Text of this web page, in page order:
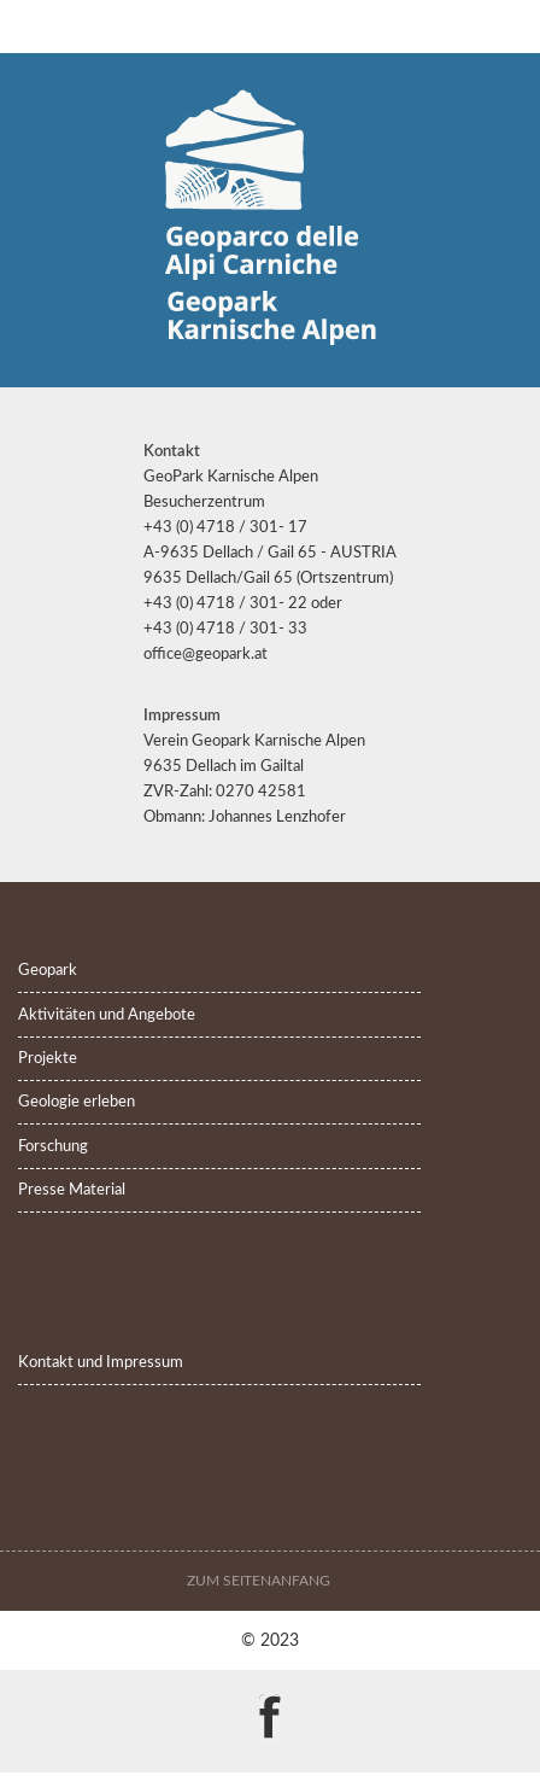
Kontakt
GeoPark Karnische Alpen
Besucherzentrum
+43 (0) 4718 / 301- 17
A-9635 Dellach / Gail 65 - AUSTRIA
9635 Dellach/Gail 65 (Ortszentrum)
+43 (0) 4718 / 301- 22 oder
+43 (0) 4718 / 301- 33
office@geopark.at
Impressum
Verein Geopark Karnische Alpen
9635 Dellach im Gailtal
ZVR-Zahl: 0270 42581
Obmann: Johannes Lenzhofer
Geopark
Aktivitäten und Angebote
Projekte
Geologie erleben
Forschung
Presse Material
Kontakt und Impressum
ZUM SEITENANFANG
© 2023